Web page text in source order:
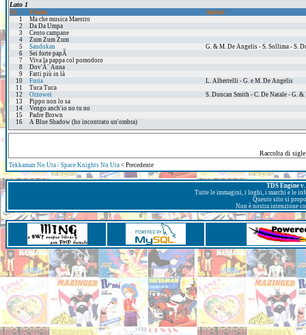
Lato 1
Tr.
Titolo Autori
1
Ma che musica Maestro
2
Da Da Umpa
3
Cento campane
4
Zum Zum Zum
5
Sandokan
G. & M. De Angelis - S. Sollima - S.
6
Sei forte papÃ
7
Viva la pappa col pomodoro
8
Dov'Ã¨ Anna
9
Fatti più in là
10
Furia
L. Albertelli - G. e M. De Angelis
11
Tuca Tuca
12
Orzowei
S. Duncan Smith - C. De Natale - G.
13
Pippo non lo sa
14
Vengo anch'io no tu no
15
Padre Brown
16
A Blue Shadow (ho incontrato un'ombra)
Raccolta di
Tekkaman No Uta / Space Knights No Uta < Precedente
TDS Engine
Tutte le immagini, i loghi, i marchi e le
Questo sito si
Non è nostra intenzione